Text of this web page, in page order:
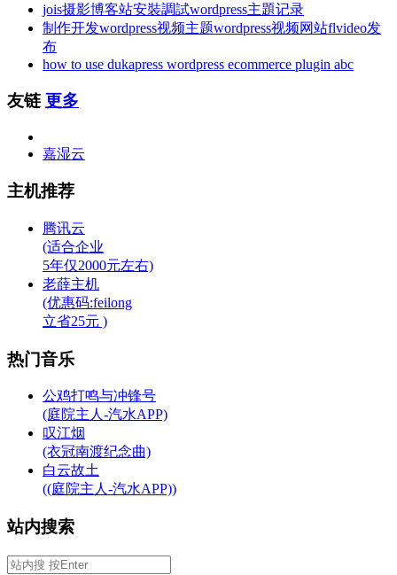
jois摄影博客站安裝調試wordpress主題记录
制作开发wordpress视频主题wordpress视频网站flvideo发
布
how to use dukapress wordpress ecommerce plugin abc
友链 更多
嘉湿云
主机推荐
腾讯云
(适合企业
5年仅2000元左右)
老薛主机
(优惠码:feilong
立省25元 )
热门音乐
公鸡打鸣与冲锋号
(庭院主人-汽水APP)
叹江烟
(衣冠南渡纪念曲)
白云故土
((庭院主人-汽水APP))
站内搜索